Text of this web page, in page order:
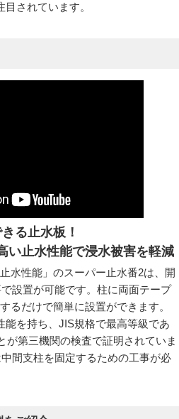
されています。
る止水板！
い止水性能で浸水被害を軽減
水性能」のスーパー止水番2は、開
設置が可能です。柱に両面テープ
るだけで簡単に設置ができます。
能を持ち、JIS規格で最高等級であ
が第三機関の検査で証明されていま
間支柱を固定するための工事が必